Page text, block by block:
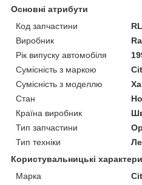
Основні атрибути
Код запчастини
Виробник
Рік випуску автомобіля
Сумісність з маркою
Сумісність з моделлю
Стан
Країна виробник
Тип запчастини
Тип техніки
Користувальницькі
Марка